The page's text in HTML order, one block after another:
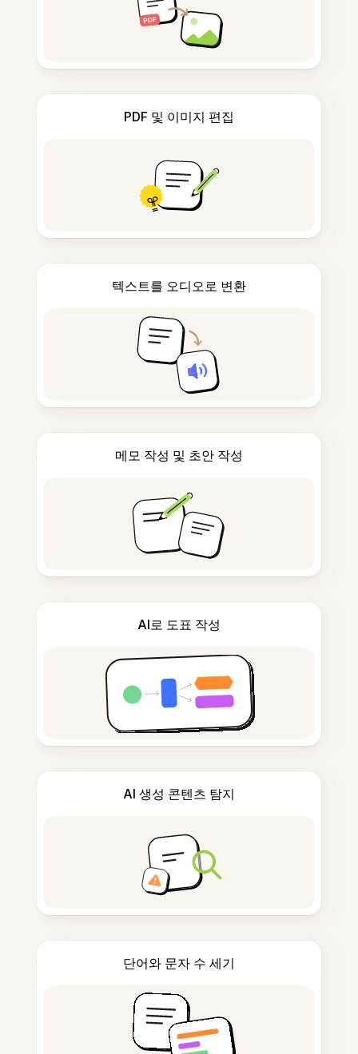
PDF 및 이미지 편집
텍스트를 오디오로 변환
메모 작성 및 초안 작성
AI로 도표 작성
AI 생성 콘텐츠 탐지
단어와 문자 수 세기